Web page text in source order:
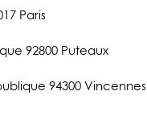
Paris
92800 Puteaux
94300 Vincennes